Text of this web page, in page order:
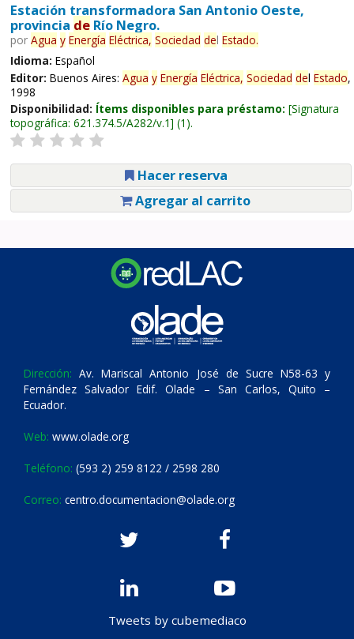
Estación transformadora San Antonio Oeste,
provincia deRío Negro.
por Agua y Energía Eléctrica, Sociedad del Estado.
Idioma: Español
Editor: Buenos Aires: Agua y Energía Eléctrica, Sociedad del Estado,
1998
Disponibilidad: Ítems disponibles para préstamo: Signatura
topográfica: 621.374.5/A282/v.1 (1).
Hacer reserva
Agregar al carrito
Dirección: Av. Mariscal Antonio José de Sucre N58-63 y
Fernández Salvador Edif. Olade – San Carlos, Quito –
Ecuador.
Web: www.olade.org
Teléfono: (593 2) 259 8122 / 2598 280
Correo: centro.documentacion@olade.org
Tweets by cubemediaco